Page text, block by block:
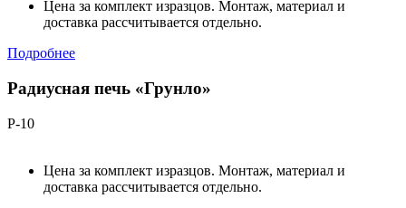
Цена за комплект изразцов. Монтаж, материал и
доставка рассчитывается отдельно.
Подробнее
Радиусная печь «Грунло»
Р-10
Цена за комплект изразцов. Монтаж, материал и
доставка рассчитывается отдельно.